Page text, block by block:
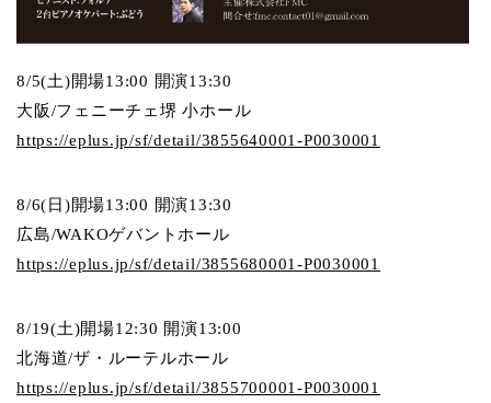
8/5(土)開場13:00 開演13:30
大阪/フェニーチェ堺 小ホール
https://eplus.jp/sf/detail/3855640001-P0030001
8/6(日)開場13:00 開演13:30
広島/WAKOゲバントホール
https://eplus.jp/sf/detail/3855680001-P0030001
8/19(土)開場12:30 開演13:00
北海道/ザ・ルーテルホール
https://eplus.jp/sf/detail/3855700001-P0030001